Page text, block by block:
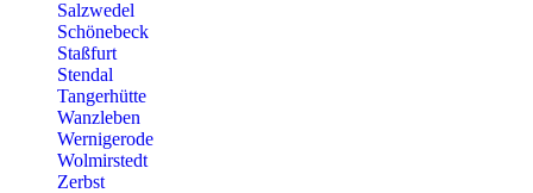
Salzwedel
Schönebeck
Staßfurt
Stendal
Tangerhütte
Wanzleben
Wernigerode
Wolmirstedt
Zerbst